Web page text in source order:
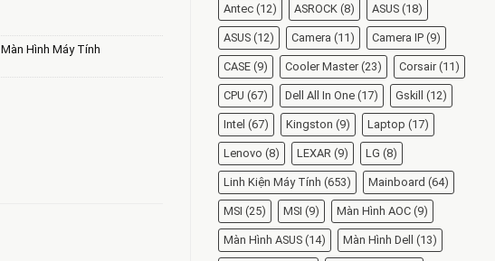
Antec (12) ASROCK (8) ASUS (18)
ASUS (12) Camera (11) Camera IP (9)
CASE (9) Cooler Master (23) Corsair (11)
CPU (67) Dell All In One (17) Gskill (12)
Intel (67) Kingston (9) Laptop (17)
Lenovo (8) LEXAR (9) LG (8)
Linh Kiện Máy Tính (653) Mainboard (64)
MSI (25) MSI (9) Màn Hình AOC (9)
Màn Hình ASUS (14) Màn Hình Dell (13)
Màn Hình Máy Tính